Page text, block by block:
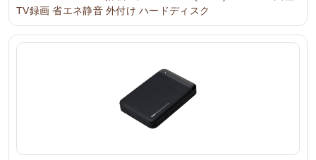
TV録画 省エネ静音 外付け ハードディスク